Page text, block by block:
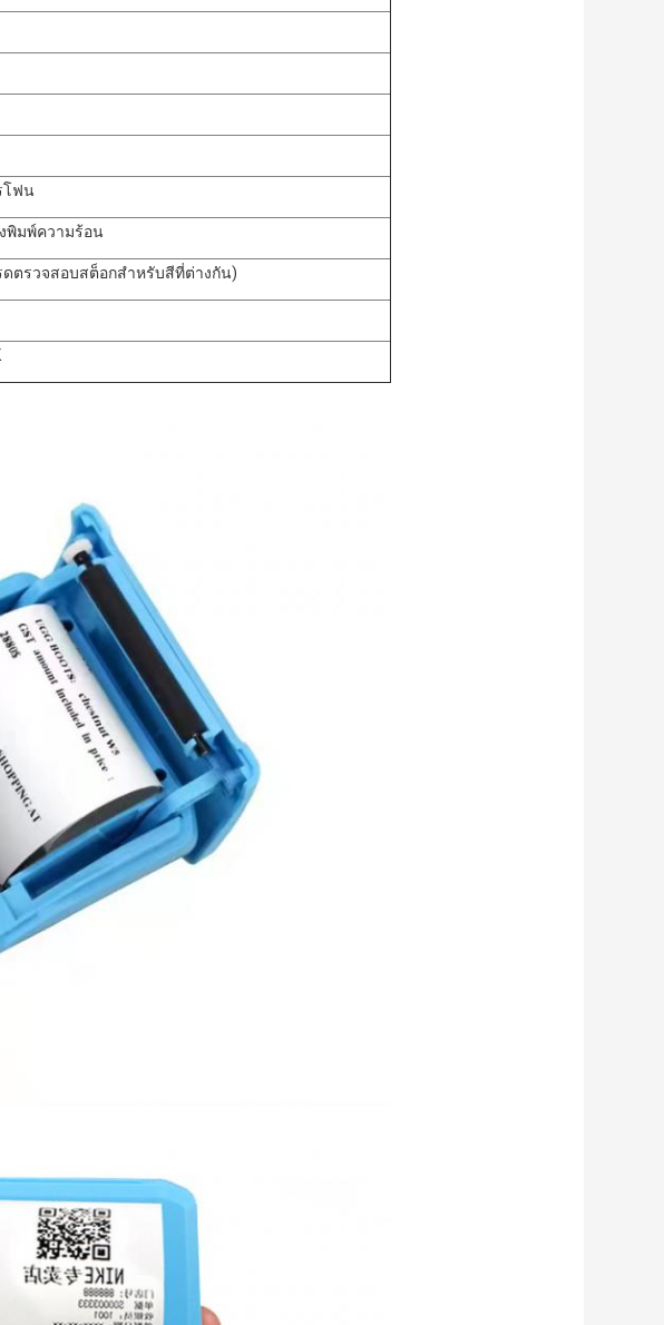
โฟน
พิมพ์ความร้อน
ตรวจสอบสต็อกสำหรับสีที่ต่างกัน)